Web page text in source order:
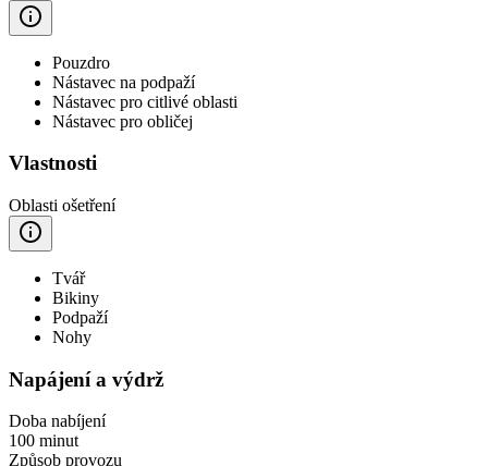
Pouzdro
Nástavec na podpaží
Nástavec pro citlivé oblasti
Nástavec pro obličej
Vlastnosti
Oblasti ošetření
Tvář
Bikiny
Podpaží
Nohy
Napájení a výdrž
Doba nabíjení
100 minut
Způsob provozu